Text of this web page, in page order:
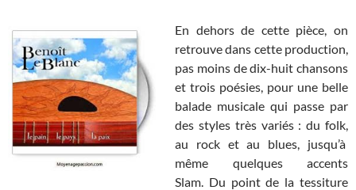
En dehors de cette pièce, on
retrouve dans cette production,
pas moins de dix-huit chansons
et trois poésies, pour une belle
balade musicale qui passe par
des styles très variés : du folk,
au rock et au blues, jusqu’à
même quelques accents
Slam. Du point de la tessiture